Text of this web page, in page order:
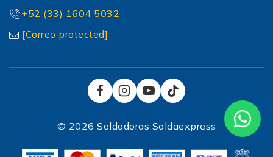
+52 (33) 1604 5032
[Correo protected]
© 2026 Soldadoras Soldaexpress